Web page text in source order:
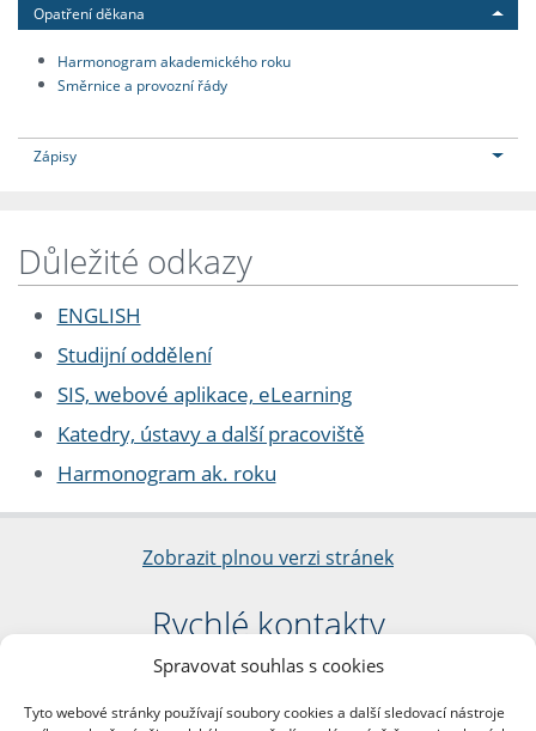
Spravovat souhlas s cookies
Tyto webové stránky používají soubory cookies a další sledovací nástroje
Opatření děkana
Harmonogram akademického roku
Směrnice a provozní řády
Zápisy
Důležité odkazy
ENGLISH
Studijní oddělení
SIS, webové aplikace, eLearning
Katedry, ústavy a další pracoviště
Harmonogram ak. roku
Zobrazit plnou verzi stránek
Rychlé kontakty
Filozofická fakulta
nám. Jana Palacha 1/2